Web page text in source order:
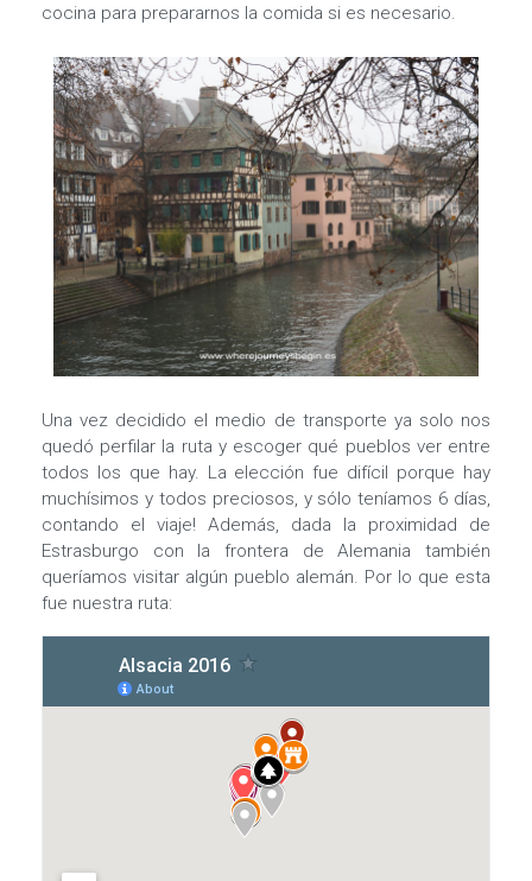
cocina para prepararnos la comida si es necesario.
Una vez decidido el medio de transporte ya solo nos
quedó perfilar la ruta y escoger qué pueblos ver entre
todos los que hay. La elección fue difícil porque hay
muchísimos y todos preciosos, y sólo teníamos 6 días,
contando el viaje! Además, dada la proximidad de
Estrasburgo con la frontera de Alemania también
queríamos visitar algún pueblo alemán. Por lo que esta
fue nuestra ruta: